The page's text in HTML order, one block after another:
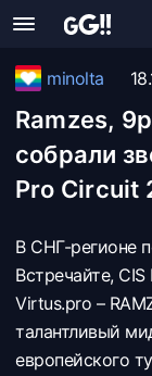
minolta
Ramzes,
собрали
Pro Circuit
В СНГ-регионе
Встречайте,
Virtus.pro –
талантливый
европейского